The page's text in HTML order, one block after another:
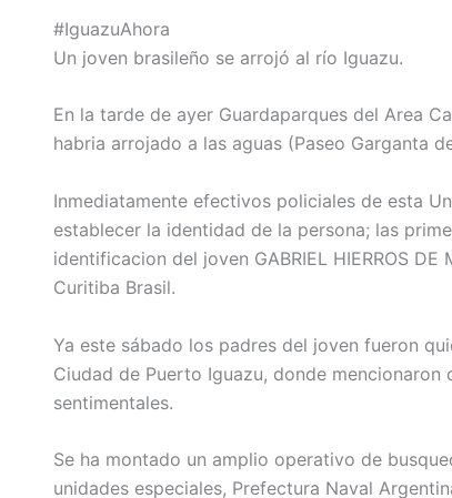
#IguazuAhora
Un joven brasileño se arrojó al río Iguazu.
En la tarde de ayer Guardaparques del Area
habria arrojado a las aguas (Paseo Garganta
Inmediatamente efectivos policiales de esta
establecer la identidad de la persona; las
identificacion del joven GABRIEL HIERROS
Curitiba Brasil.
Ya este sábado los padres del joven fueron
Ciudad de Puerto Iguazu, donde
sentimentales.
Se ha montado un amplio operativo de
unidades especiales, Prefectura Naval